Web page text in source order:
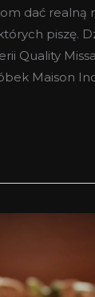
dać realną
piszę.
Quality
Maison